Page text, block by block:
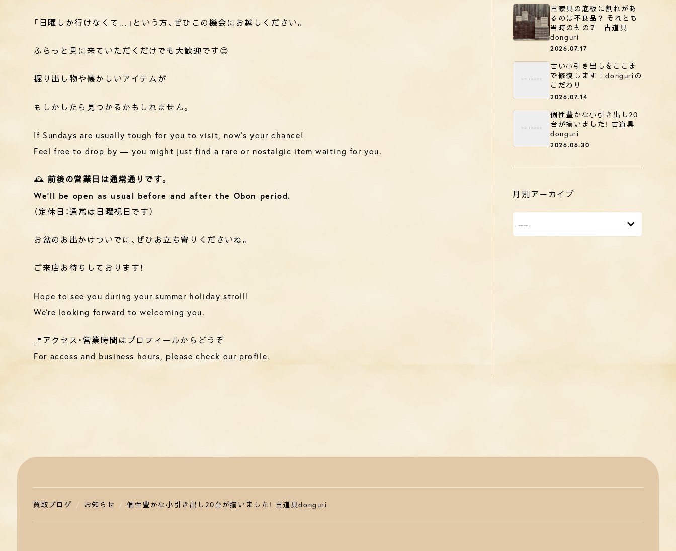
「日曜しか行けなくて…」という方、ぜひこの機会にお越しください。
ふらっと見に来ていただくだけでも大歓迎です😊
掘り出し物や懐かしいアイテムが
もしかしたら見つかるかもしれません。
If Sundays are usually tough for you to visit, now’s your chance!
Feel free to drop by — you might just find a rare or nostalgic item waiting for you.
🕰️ 前後の営業日は通常通りです。
We’ll be open as usual before and after the Obon period.
（定休日：通常は日曜祝日です）
お盆のお出かけついでに、ぜひお立ち寄りくださいね。
ご来店お待ちしております！
Hope to see you during your summer holiday stroll!
We’re looking forward to welcoming you.
📍アクセス・営業時間はプロフィールからどうぞ
For access and business hours, please check our profile.
古家具の底板に割れがあ
るのは不良品？ それとも
当時のもの？ 古道具
donguri
2026.07.17
古い小引き出しをここま
で修復します｜donguriの
こだわり
2026.07.14
個性豊かな小引き出し20
台が揃いました! 古道具
donguri
2026.06.30
月別アーカイブ
買取ブログ お知らせ 個性豊かな小引き出し20台が揃いました! 古道具donguri